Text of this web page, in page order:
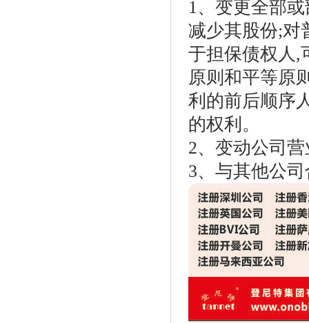
1、变更全部
减少其股份;对
于担保债权人,
原则和平等原
利的前后顺序
的权利。
2、变动公司
3、与其他公